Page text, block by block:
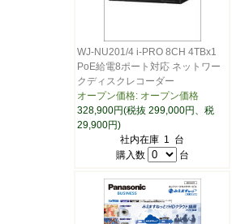
WJ-NU201/4 i-PRO 8CH 4TBx1
PoE給電8ポート対応 ネットワー
クディスクレコーダー
オープン価格: オープン価格
328,900円(税抜 299,000円、税
29,900円)
社内在庫 1 台
購入数
台